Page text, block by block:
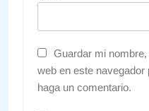
Guardar mi
web en este
haga un comentario.